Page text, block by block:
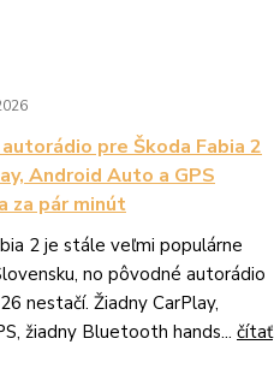
pre Škoda Fabia 2
Android Auto a GPS
za pár minút
2 je stále veľmi populárne
no pôvodné autorádio
nestačí. Žiadny CarPlay,
žiadny Bluetooth hands... čítať